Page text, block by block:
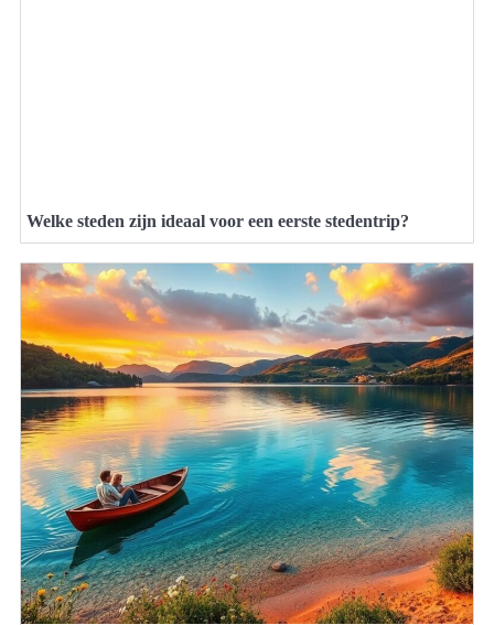
Welke steden zijn ideaal voor een eerste stedentrip?